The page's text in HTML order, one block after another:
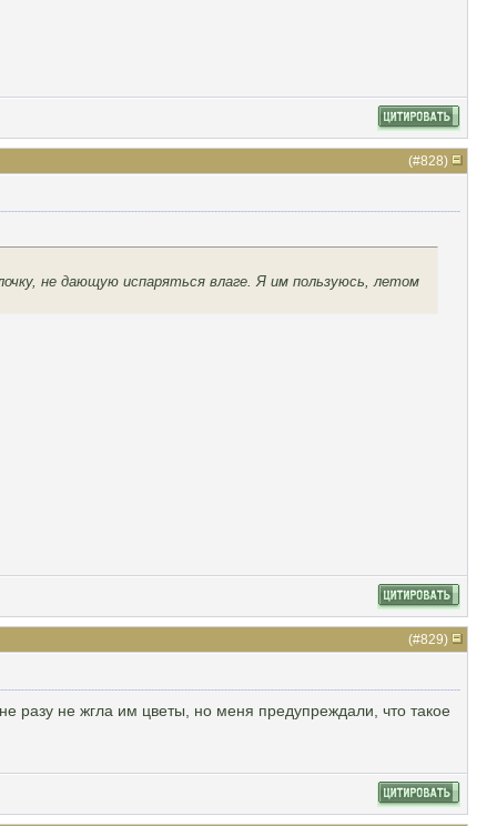
(#828)
не дающую испаряться влаге. Я им пользуюсь, летом
(#829)
разу не жгла им цветы, но меня предупреждали, что такое